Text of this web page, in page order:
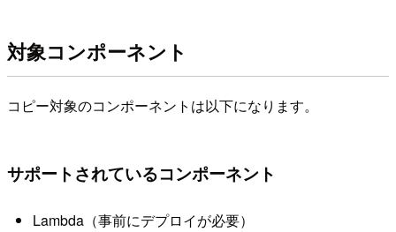
対象コンポーネント
コピー対象のコンポーネントは以下になります。
サポートされているコンポーネント
Lambda（事前にデプロイが必要）